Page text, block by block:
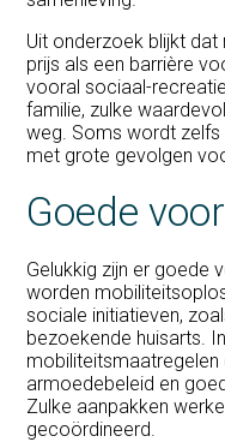
Uit onderzoek blijkt dat
prijs als een barrière
vooral sociaal-
familie, zulke
weg. Soms wordt
met grote gevolgen
Goede
Gelukkig zijn er goede
worden
sociale initiatieven,
bezoekende huisarts.
mobiliteitsmaatregelen
armoedebeleid en
Zulke aanpakken
gecoördineerd.